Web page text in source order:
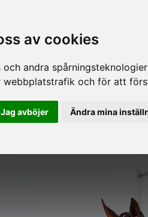
av cookies
och andra
och för att
Jag avböjer Ändra mina